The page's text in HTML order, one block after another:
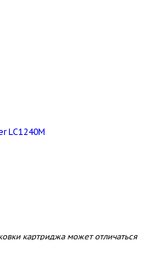
картриджа может отличаться